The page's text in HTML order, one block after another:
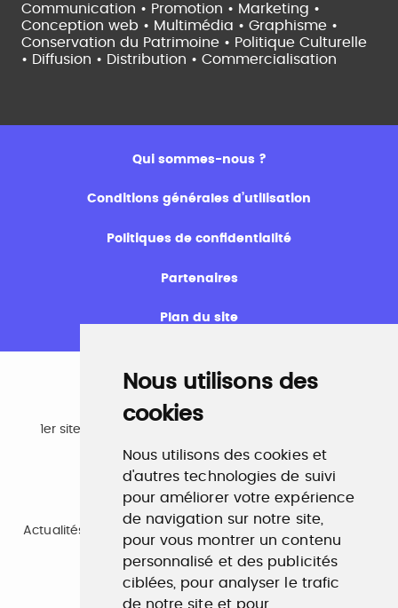
Nous utilisons des
cookies
Nous utilisons des cookies et
d'autres technologies de suivi
pour améliorer votre expérience
de navigation sur notre site,
pour vous montrer un contenu
personnalisé et des publicités
ciblées, pour analyser le trafic
de notre site et pour
Communication • Promotion • Marketing •
Conception web • Multimédia • Graphisme •
Conservation du Patrimoine • Politique Culturelle
• Diffusion • Distribution • Commercialisation
Qui sommes-nous ?
Conditions générales d’utilisation
Politiques de confidentialité
Partenaires
Plan du site
Emploi
1er site emploi du secteur culturel 784.000 visites et
www.profilculture.com
Formation
Actualités, guide et annuaire des formations aux métiers
de la culture.
www.profilculture-formation.com